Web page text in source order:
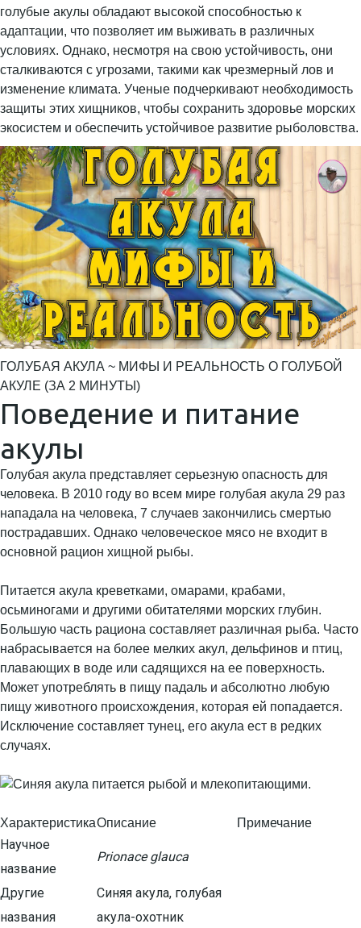
голубые акулы обладают высокой способностью к
адаптации, что позволяет им выживать в различных
условиях. Однако, несмотря на свою устойчивость, они
сталкиваются с угрозами, такими как чрезмерный лов и
изменение климата. Ученые подчеркивают необходимость
защиты этих хищников, чтобы сохранить здоровье морских
экосистем и обеспечить устойчивое развитие рыболовства.
ГОЛУБАЯ АКУЛА ~ МИФЫ И РЕАЛЬНОСТЬ О ГОЛУБОЙ
АКУЛЕ (ЗА 2 МИНУТЫ)
Поведение и питание
акулы
Голубая акула представляет серьезную опасность для
человека. В 2010 году во всем мире голубая акула 29 раз
нападала на человека, 7 случаев закончились смертью
пострадавших. Однако человеческое мясо не входит в
основной рацион хищной рыбы.
Питается акула креветками, омарами, крабами,
осьминогами и другими обитателями морских глубин.
Большую часть рациона составляет различная рыба. Часто
набрасывается на более мелких акул, дельфинов и птиц,
плавающих в воде или садящихся на ее поверхность.
Может употреблять в пищу падаль и абсолютно любую
пищу животного происхождения, которая ей попадается.
Исключение составляет тунец, его акула ест в редких
случаях.
ХарактеристикаОписание Примечание
Научное
название
Prionace glauca
Другие
названия
Синяя акула, голубая
акула-охотник